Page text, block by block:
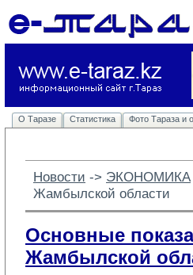
О Таразе Статистика Фото Тараза и
Новости -> ЭКОНОМИКА
Жамбылской области
Основные
Жамбылской